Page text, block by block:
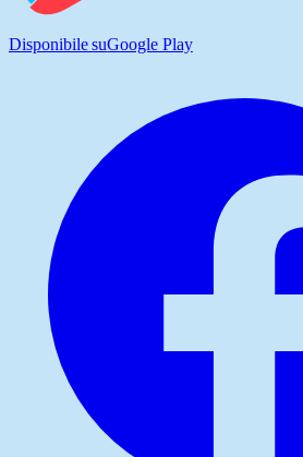
Disponibile suGoogle Play